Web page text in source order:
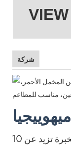
شركة
ميهوييجيا
يتمتع مصنع فوشان ميهويجيا للأثاث بخبرة تزيد عن 10